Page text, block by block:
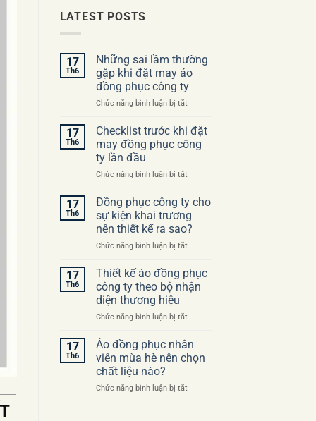
LATEST POSTS
17
Th6
Những sai lầm thường
gặp khi đặt may áo
đồng phục công ty
Chức năng bình luận bị tắtở
sai
lầm
thường
khi
may
đồng
phục
công
17
Th6
Checklist trước khi đặt
may đồng phục công
ty lần đầu
Chức năng bình luận bị tắtở
trước
khi
đặt
may
đồng
công
ty
lần
17
Th6
Đồng phục công ty cho
sự kiện khai trương
nên thiết kế ra sao?
Chức năng bình luận bị tắtở
phục
công
ty
sự
khai
trương
nên
kế
17
Th6
Thiết kế áo đồng phục
công ty theo bộ nhận
diện thương hiệu
Chức năng bình luận bị tắtở
kế
áo
đồng
công
17
Th6
Áo đồng phục nhân
viên mùa hè nên chọn
chất liệu nào?
Chức năng bình luận bị tắtở